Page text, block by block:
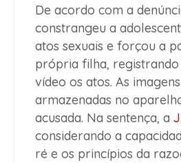
De acordo com a
constrangeu a
atos sexuais e forçou a
própria filha,
vídeo os atos. As
armazenadas no
acusada. Na sentença, a
considerando a
ré e os princípios da